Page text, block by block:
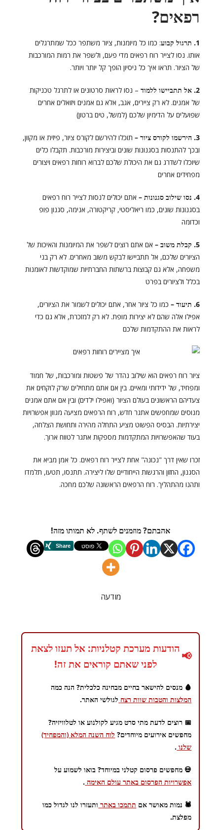
רפאים?
1. תרגול קבוע
: כמו כל מיומנות, ציור משתפר ככל שמתרגלים
אותו. נסו לצייר רוח רפאים מדי פעם, ולשפר את רמות המורכבות
של הציור. תראו איך כל ניסיון הופך קל יותר ויותר.
2. אל תתביישו ללמוד
– נסו לראות סרטונים או לתרגל טכניקות
של אמנים. לא רק ציירים, אגב, אלא גם אמנים ויזואלים אחרים
שפועלים על הדימיון שלכם (למשל, טים ברטון)
3. הירשמו לקורס ציור –
תוכלו להירשם לקורס ציור, פיזית או מקוון,
ובכך להתנסות בסגנונות שונים וביצירות מורכבות. תקבלו כלים
שיוכלו לשדרג גם את היכולת שלכם לברוא רוחות רפאים ויצורים
מפחידים אחרים
4. נסו שילוב סגנונות –
אתם יכולים לנסות לצייר רוח רפאים
בסגנונות שונים, כמו ריאליסטי, קריקטורה, אנימה, סגנון פופ
וכדומה
5. קבלת משוב –
אם אתם רוצים לשפר את המיומנות והאיכות של
הציורים שלכם, אל תתביישו לבקש משוב מאחרים. לא רק בני
משפחה, אלא גם קבוצות ברשתות החברתיות שמוקדשות לאומנות
בכלל ולציורים בפרט
6. תיעוד –
כמו כל ציור אחר, אתם יכולים לשמור את הציורים,
אפילו אלה שהם לא יצירות מופת. לא רק למזכרת, אלא גם כדי
לראות את ההתקדמות שלכם
ציור רוח רפאים הוא שילוב נהדר של פשטות ומורכבות, של חמוד
ומפחיד, של ידידותי ומאיים. בין אם אתם מתחילים שרק לוקחים את
צעדיהם הראשונים בעולם הציור (ואפילו ילדים) ובין אם אתם אמנים
מנוסים שמחפשים אתגר חדש, רוח הרפאים מציעה מגוון אפשרויות
יצירתיות. הבסיס הפשוט מציע התחלה מהירה ותחושת הצלחה,
בעוד שהאפשרויות המתקדמות מספקות אתגר לטווח ארוך.
זכרו שאין דרך "נכונה" אחת לצייר רוח רפאים. כל אמן מביא את
הסגנון, החזון והרגשות הייחודיים שלו ליצירה. תתנסו, תטעו, תלמדו
ותהנו מהתהליך. רוח הרפאים הראשונה שלכם מחכה.
אהבתם? מוזמנים לשתף. לא תמותו מזה!
מודעה
📢
הודעות מערכת קטלניות: אל תעזו לצאת
לפני שאתם קוראים את זה!
🩸 מנסים להישאר בחיים מבחינה כלכלית? הנה כמה
המלצות והטבות שוות רצח לגולשי האתר.
📅 רוצים לדעת מתי סרט מגיע לקולנוע או לטלוויזיה?
מחפשים אירועים מיוחדים? לוח השנה המלא (והמפחיד)
שלנו .
💀 מחפשים פרסום קטלני במיוחד? בואו לשמוע על
אפשרויות הפרסום באתר עולם האימה .
🕷️ נמות מאושר אם תתמכו באתר ותעזרו לנו לגדול כמו
מפלצת.